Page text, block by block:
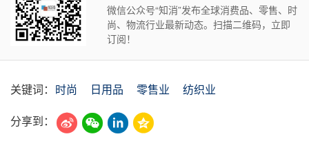
微信公众号“知消”发布全球消费品、零售、时
尚、物流行业最新动态。扫描二维码，立即
订阅！
关键词： 时尚 日用品 零售业
纺织业
分享到：